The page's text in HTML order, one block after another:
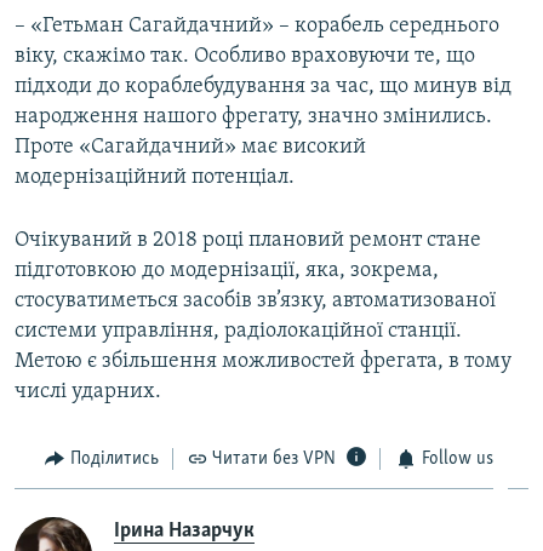
– «Гетьман Сагайдачний» – корабель середнього
віку, скажімо так. Особливо враховуючи те, що
підходи до кораблебудування за час, що минув від
народження нашого фрегату, значно змінились.
Проте «Сагайдачний» має високий
модернізаційний потенціал.
Очікуваний в 2018 році плановий ремонт стане
підготовкою до модернізації, яка, зокрема,
стосуватиметься засобів зв’язку, автоматизованої
системи управління, радіолокаційної станції.
Метою є збільшення можливостей фрегата, в тому
числі ударних.
Поділитись Читати без VPN Follow us
Ірина Назарчук